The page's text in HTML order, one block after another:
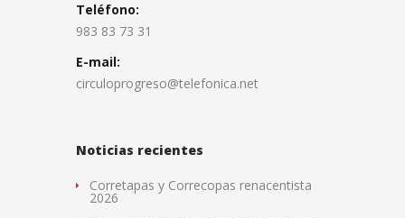
Teléfono:
983 83 73 31
E-mail:
circuloprogreso@telefonica.net
Noticias recientes
Corretapas y Correcopas renacentista
2026